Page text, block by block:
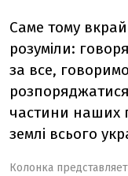
Саме тому
розуміли:
за все,
частини наших
землі всього
Колонка